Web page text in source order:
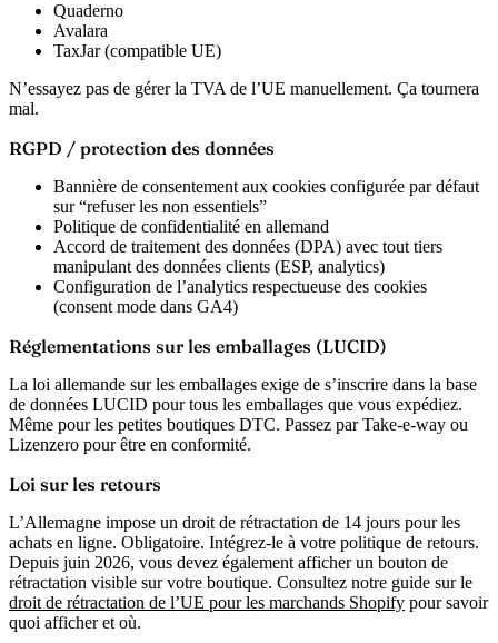
Quaderno
Avalara
TaxJar (compatible UE)
N’essayez pas de gérer la TVA de l’UE manuellement. Ça tournera
mal.
RGPD / protection des données
Bannière de consentement aux cookies configurée par défaut
sur “refuser les non essentiels”
Politique de confidentialité en allemand
Accord de traitement des données (DPA) avec tout tiers
manipulant des données clients (ESP, analytics)
Configuration de l’analytics respectueuse des cookies
(consent mode dans GA4)
Réglementations sur les emballages (LUCID)
La loi allemande sur les emballages exige de s’inscrire dans la base
de données LUCID pour tous les emballages que vous expédiez.
Même pour les petites boutiques DTC. Passez par Take-e-way ou
Lizenzero pour être en conformité.
Loi sur les retours
L’Allemagne impose un droit de rétractation de 14 jours pour les
achats en ligne. Obligatoire. Intégrez-le à votre politique de retours.
Depuis juin 2026, vous devez également afficher un bouton de
rétractation visible sur votre boutique. Consultez notre guide sur le
droit de rétractation de l’UE pour les marchands Shopify pour savoir
quoi afficher et où.